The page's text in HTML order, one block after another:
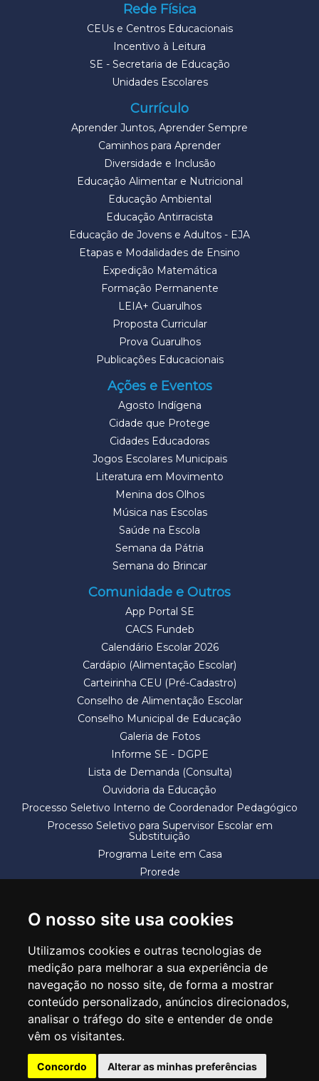
O nosso site usa cookies
Utilizamos cookies e outras tecnologias de
medição para melhorar a sua experiência de
navegação no nosso site, de forma a mostrar
conteúdo personalizado, anúncios direcionados,
analisar o tráfego do site e entender de onde
vêm os visitantes.
Concordo Alterar as minhas preferências
Rede Física
CEUs e Centros Educacionais
Incentivo à Leitura
SE - Secretaria de Educação
Unidades Escolares
Currículo
Aprender Juntos, Aprender Sempre
Caminhos para Aprender
Diversidade e Inclusão
Educação Alimentar e Nutricional
Educação Ambiental
Educação Antirracista
Educação de Jovens e Adultos - EJA
Etapas e Modalidades de Ensino
Expedição Matemática
Formação Permanente
LEIA+ Guarulhos
Proposta Curricular
Prova Guarulhos
Publicações Educacionais
Ações e Eventos
Agosto Indígena
Cidade que Protege
Cidades Educadoras
Jogos Escolares Municipais
Literatura em Movimento
Menina dos Olhos
Música nas Escolas
Saúde na Escola
Semana da Pátria
Semana do Brincar
Comunidade e Outros
App Portal SE
CACS Fundeb
Calendário Escolar 2026
Cardápio (Alimentação Escolar)
Carteirinha CEU (Pré-Cadastro)
Conselho de Alimentação Escolar
Conselho Municipal de Educação
Galeria de Fotos
Informe SE - DGPE
Lista de Demanda (Consulta)
Ouvidoria da Educação
Processo Seletivo Interno de Coordenador Pedagógico
Processo Seletivo para Supervisor Escolar em
Substituição
Programa Leite em Casa
Prorede
SECRETARIA DE EDUCAÇÃO
Rua Claudino Barbosa, 313 - Macedo - Guarulhos/SP CEP 07113-040
Central de Atendimento: *55 11 2475-7300